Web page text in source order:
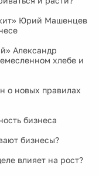
Юрий Машенцев
Александр
хлебе и
о новых правилах
бизнеса
бизнесы?
влияет на рост?